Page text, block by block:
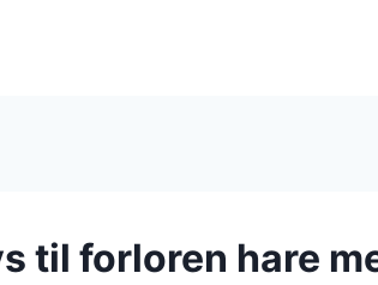
til forloren hare